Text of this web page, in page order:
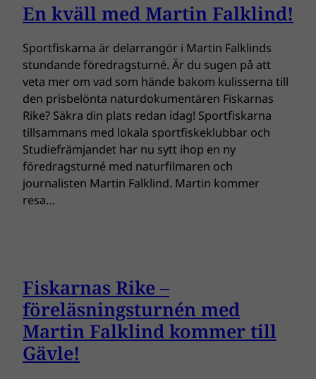
En kväll med Martin Falklind!
Sportfiskarna är delarrangör i Martin Falklinds
stundande föredragsturné. Är du sugen på att
veta mer om vad som hände bakom kulisserna till
den prisbelönta naturdokumentären Fiskarnas
Rike? Säkra din plats redan idag! Sportfiskarna
tillsammans med lokala sportfiskeklubbar och
Studiefrämjandet har nu sytt ihop en ny
föredragsturné med naturfilmaren och
journalisten Martin Falklind. Martin kommer
resa…
Fiskarnas Rike –
föreläsningsturnén med
Martin Falklind kommer till
Gävle!